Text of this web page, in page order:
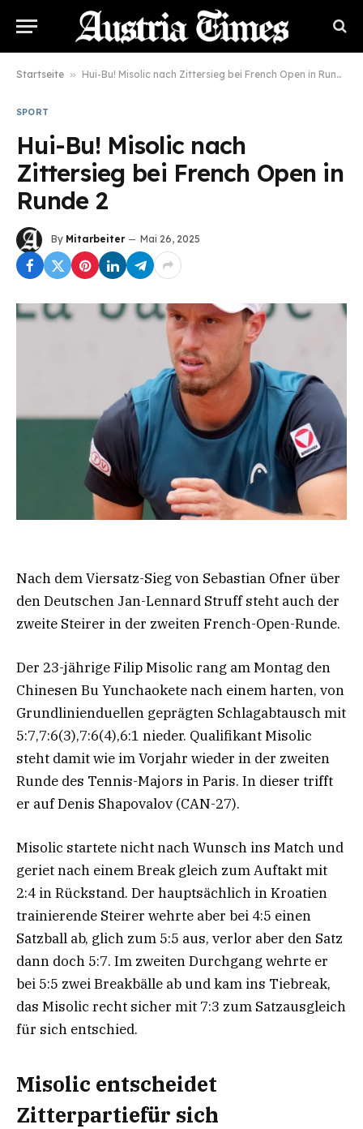
Startseite » Hui-Bu! Misolic nach Zittersieg bei French Open in Runde 2
SPORT
Hui-Bu! Misolic nach
Zittersieg bei French Open in
Runde 2
By Mitarbeiter Mai 26, 2025
Nach dem Viersatz-Sieg von Sebastian Ofner über
den Deutschen Jan-Lennard Struff steht auch der
zweite Steirer in der zweiten French-Open-Runde.
Der 23-jährige Filip Misolic rang am Montag den
Chinesen Bu Yunchaokete nach einem harten, von
Grundlinienduellen geprägten Schlagabtausch mit
5:7,7:6(3),7:6(4),6:1 nieder. Qualifikant Misolic
steht damit wie im Vorjahr wieder in der zweiten
Runde des Tennis-Majors in Paris. In dieser trifft
er auf Denis Shapovalov (CAN-27).
Misolic startete nicht nach Wunsch ins Match und
geriet nach einem Break gleich zum Auftakt mit
2:4 in Rückstand. Der hauptsächlich in Kroatien
trainierende Steirer wehrte aber bei 4:5 einen
Satzball ab, glich zum 5:5 aus, verlor aber den Satz
dann doch 5:7. Im zweiten Durchgang wehrte er
bei 5:5 zwei Breakbälle ab und kam ins Tiebreak,
das Misolic recht sicher mit 7:3 zum Satzausgleich
für sich entschied.
Misolic entscheidet
Zitterpartiefür sich